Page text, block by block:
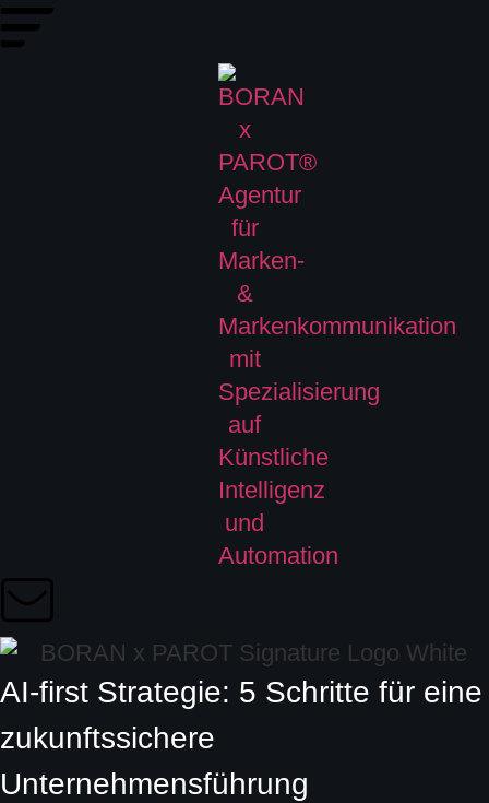
AI-first Strategie: 5 Schritte für eine
zukunftssichere
Unternehmensführung